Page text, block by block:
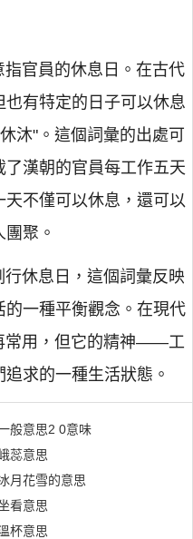
官員的休息日。在古代
有特定的日子可以休息
沐"。這個詞彙的出處可
漢朝的官員每工作五天
不僅可以休息，還可以
聚。
休息日，這個詞彙反映
的一種平衡觀念。在現代
常用，但它的精神——工
求的一種生活狀態。
般意思2 0意味
蕊意思
月花雪的意思
看意思
杯意思